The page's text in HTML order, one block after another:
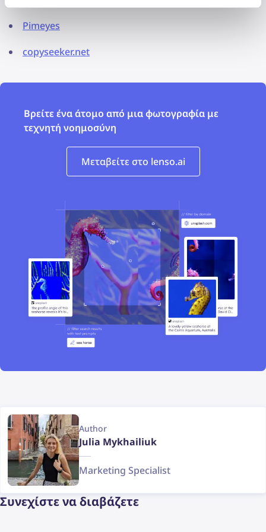
Pimeyes
copyseeker.net
Βρείτε ένα άτομο από μια φωτογραφία με
τεχνητή νοημοσύνη
Μεταβείτε στο lenso.ai
Author
Julia Mykhailiuk
Marketing Specialist
Συνεχίστε να διαβάζετε